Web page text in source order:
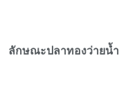
ลักษณะปลาทองว่ายน้ำ